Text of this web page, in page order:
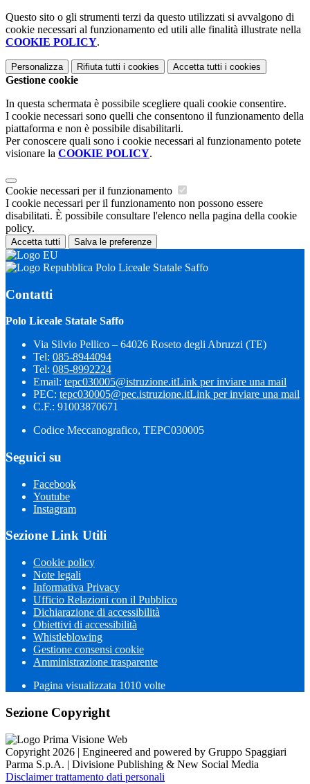
Questo sito o gli strumenti terzi da questo utilizzati si avvalgono di
cookie necessari al funzionamento ed utili alle finalità illustrate nella
COOKIE POLICY.
Personalizza Rifiuta tutti i cookies Accetta tutti i cookies
Gestione cookie
In questa schermata è possibile scegliere quali cookie consentire.
I cookie necessari sono quelli che consentono il funzionamento della
piattaforma e non è possibile disabilitarli.
Per conoscere quali sono i cookie necessari al funzionamento potete
visionare la COOKIE POLICY.
Cookie necessari per il funzionamento
I cookie necessari per il funzionamento non possono essere
disabilitati. È possibile consultare l'elenco nella pagina della cookie
policy.
Accetta tutti Salva le preferenze
Polo Liceale Statale Saffo
Contatti
Polo Liceale Statale Saffo
Via Silvio Pellico – 64026 Roseto degli Abruzzi (TE)
Tel: 085-8944094
Tel: 085-8992224
Email: tepc030005@istruzione.itLink per inviare una mail
PEC: tepc030005@pec.istruzione.itLink per inviare una mail
C.F.: 91003870671
Codice Meccanografico, TEPC030005
Seguici su
Facebook
Youtube
Instagram
Sezione Link Utili
Cookie policy
Note legali
Informativa Privacy
Ufficio Relazioni con il Pubblico
Dichiarazione di accessibilità
Obiettivi di accessibilità
Whistleblowing
Gestione consensi cookie
Amministrazione trasparente
Pagina visualizzata 1010 volte
Sezione Copyright
Copyright 2026 | Engineered and powered by Gruppo Spaggiari
Parma S.p.A. | Divisione Publishing & New Social Media
Disclaimer trattamento dati personali